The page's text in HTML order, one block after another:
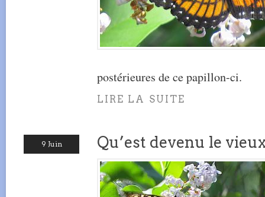
postérieures de ce papillon-ci.
LIRE LA SUITE
9 Juin Qu’est devenu le